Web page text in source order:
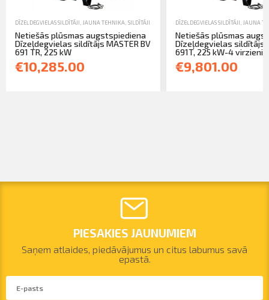
DĪZEĻDEGVIELAS SILDĪTĀJI JAUNA TEHNIKA SILDĪTĀJI UN MITRUMA SAVĀCĒJI
Netiešās plūsmas augstspiediena
Dīzeļdegvielas sildītājs MASTER BV
691 TR, 225 kW
€10,285.00
DĪZEĻDEGVIELAS SILDĪTĀJI JAUNA
Netiešās plūsmas
Dīzeļdegvielas sildītājs
691T, 225 kW-4 virzieni
€9,801.00
PIESAKIES JAUNUMIEM
Saņem atlaides, piedāvājumus un citus labumus savā
epastā.